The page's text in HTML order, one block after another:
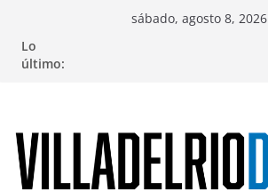
contenido
sábado, agosto 8, 2026
Lo
último: